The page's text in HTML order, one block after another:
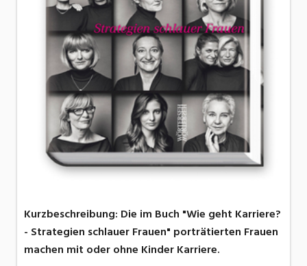
Kurzbeschreibung: Die im Buch "Wie geht Karriere?
- Strategien schlauer Frauen" porträtierten Frauen
machen mit oder ohne Kinder Karriere.